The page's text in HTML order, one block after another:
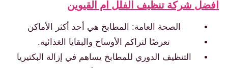
افضل شركة تنظيف الفلل ام القيوين
الصحة العامة: المطابخ هي أحد أكثر الأماكن
تعرضًا لتراكم الأوساخ والبقايا الغذائية.
التنظيف الدوري للمطابخ يساهم في إزالة البكتيريا